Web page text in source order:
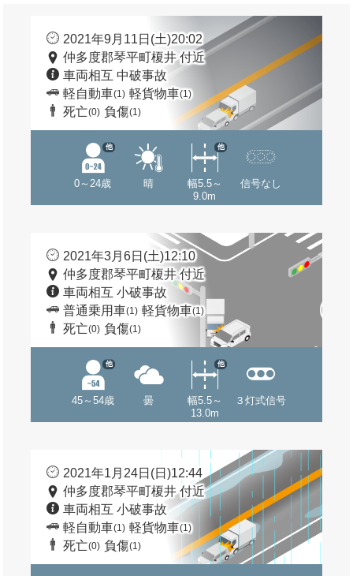
2021年9月11日(土)20:02
仲多度郡琴平町榎井 付近
車両相互 中破事故
軽自動車(1) 軽貨物車(1)
死亡(0) 負傷(1)
0～24歳
他
晴
幅5.5～
9.0m
他
信号なし
2021年3月6日(土)12:10
仲多度郡琴平町榎井 付近
車両相互 小破事故
普通乗用車(1) 軽貨物車(1)
死亡(0) 負傷(1)
45～54歳
他
曇
幅5.5～
13.0m
他
３灯式信号
2021年1月24日(日)12:44
仲多度郡琴平町榎井 付近
車両相互 小破事故
軽自動車(1) 軽貨物車(1)
死亡(0) 負傷(1)